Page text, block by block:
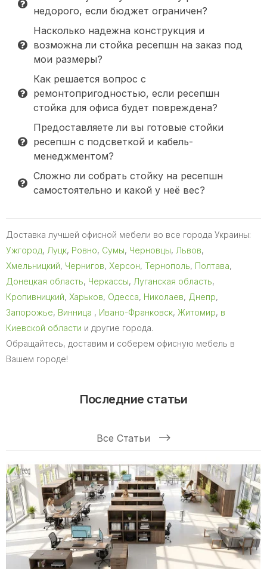
недорого, если бюджет ограничен?
Насколько надежна конструкция и
возможна ли стойка ресепшн на заказ под
мои размеры?
Как решается вопрос с
ремонтопригодностью, если ресепшн
стойка для офиса будет повреждена?
Предоставляете ли вы готовые стойки
ресепшн с подсветкой и кабель-
менеджментом?
Сложно ли собрать стойку на ресепшн
самостоятельно и какой у неё вес?
Доставка лучшей офисной мебели во все города Украины:
Ужгород, Луцк, Ровно, Сумы, Черновцы, Львов,
Хмельницкий, Чернигов, Херсон, Тернополь, Полтава,
Донецкая область, Черкассы, Луганская область,
Кропивницкий, Харьков, Одесса, Николаев, Днепр,
Запорожье, Винница , Ивано-Франковск, Житомир, в
Киевской области и другие города.
Обращайтесь, доставим и соберем офисную мебель в
Вашем городе!
Последние статьи
Все Статьи